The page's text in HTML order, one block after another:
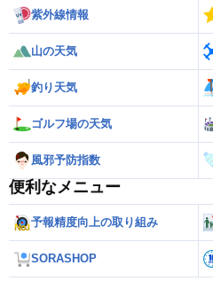
紫外線情報
山の天気
釣り天気
ゴルフ場の天気
風邪予防指数
便利なメニュー
予報精度向上の取り組み
SORASHOP